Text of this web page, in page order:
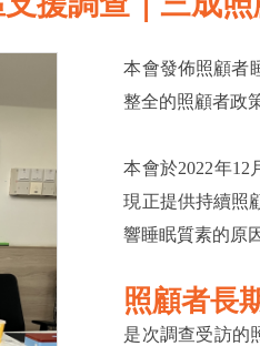
本會發佈照顧者
整全的照顧者政
本會於2022年
現正提供持續照
響睡眠質素的原
照顧者長
是次調查受訪的